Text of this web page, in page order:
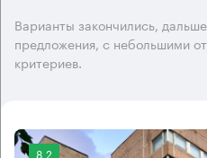
Варианты закончились,
предложения, с небольшими
критериев.
8.2